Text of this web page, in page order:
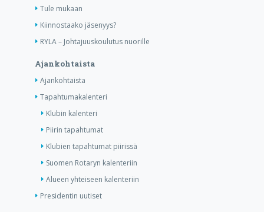
Tule mukaan
Kiinnostaako jäsenyys?
RYLA – Johtajuuskoulutus nuorille
Ajankohtaista
Ajankohtaista
Tapahtumakalenteri
Klubin kalenteri
Piirin tapahtumat
Klubien tapahtumat piirissä
Suomen Rotaryn kalenteriin
Alueen yhteiseen kalenteriin
Presidentin uutiset